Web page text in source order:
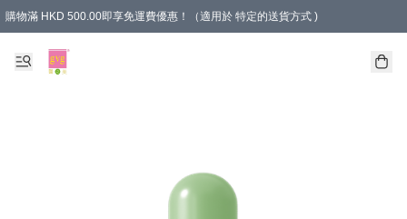
購物滿 HKD 500.00即享免運費優惠！（適用於 特定的送貨方式 )